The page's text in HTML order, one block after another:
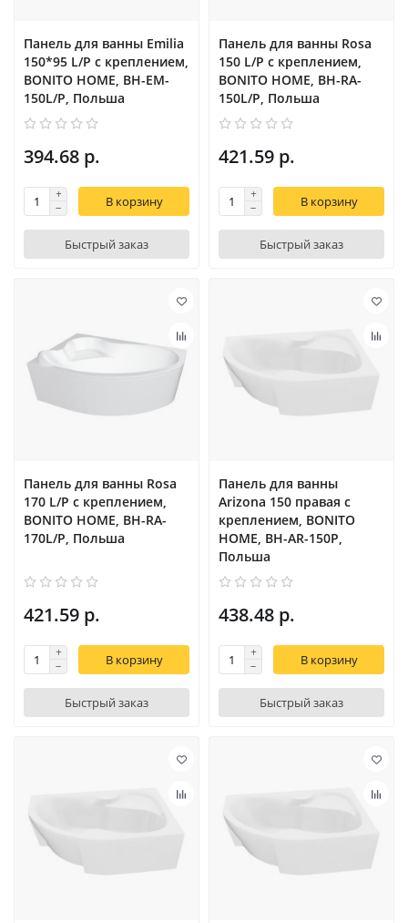
Панель для ванны Emilia
150*95 L/P с креплением,
BONITO HOME, BH-EM-
150L/P, Польша
394.68 р.
В корзину
Быстрый заказ
Панель для ванны Rosa
150 L/P с креплением,
BONITO HOME, BH-RA-
150L/P, Польша
421.59 р.
В корзину
Быстрый заказ
Панель для ванны Rosa
170 L/P с креплением,
BONITO HOME, BH-RA-
170L/P, Польша
421.59 р.
В корзину
Быстрый заказ
Панель для ванны
Arizona 150 правая с
креплением, BONITO
HOME, BH-AR-150P,
Польша
438.48 р.
В корзину
Быстрый заказ